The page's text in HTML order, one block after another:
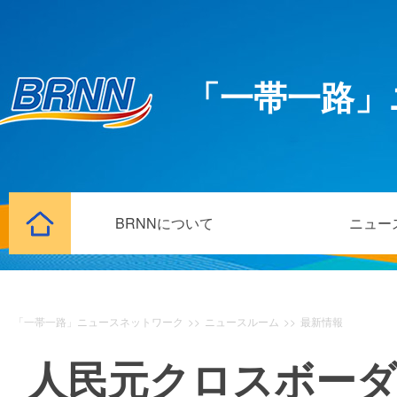
「一帯一路
BRNNについて ニュー
「一帯一路」ニュースネットワーク >> ニュースルーム >> 最新情報
人民元クロスボー